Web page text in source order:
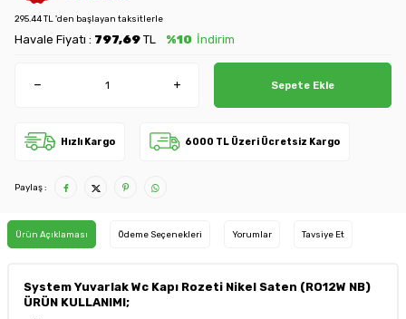
295.44 TL 'den başlayan taksitlerle
Havale Fiyatı : 797,69 TL %10 İndirim
Sepete Ekle
Hızlı Kargo 6000 TL Üzeri Ücretsiz Kargo
Paylaş :
Ürün Açıklaması Ödeme Seçenekleri Yorumlar Tavsiye Et
System Yuvarlak Wc Kapı Rozeti Nikel Saten (RO12W NB)
ÜRÜN KULLANIMI;